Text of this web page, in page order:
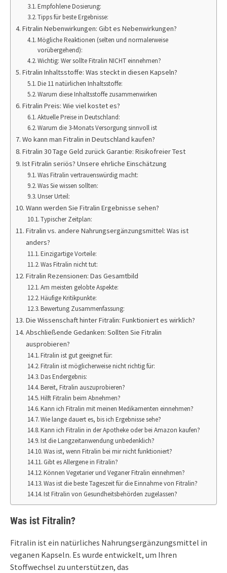
Empfohlene Dosierung:
Tipps für beste Ergebnisse:
Fitralin Nebenwirkungen: Gibt es Nebenwirkungen?
Mögliche Reaktionen (selten und normalerweise
vorübergehend):
Wichtig: Wer sollte Fitralin NICHT einnehmen?
Fitralin Inhaltsstoffe: Was steckt in diesen Kapseln?
Die 11 natürlichen Inhaltsstoffe:
Warum diese Inhaltsstoffe zusammenwirken
Fitralin Preis: Wie viel kostet es?
Aktuelle Preise in Deutschland:
Warum die 3-Monats Versorgung sinnvoll ist
Wo kann man Fitralin in Deutschland kaufen?
Fitralin 30 Tage Geld zurück Garantie: Risikofreier Test
Ist Fitralin seriös? Unsere ehrliche Einschätzung
Was Fitralin vertrauenswürdig macht:
Was Sie wissen sollten:
Unser Urteil:
Wann werden Sie Fitralin Ergebnisse sehen?
Typischer Zeitplan:
Fitralin vs. andere Nahrungsergänzungsmittel: Was ist
anders?
Einzigartige Vorteile:
Was Fitralin nicht tut:
Fitralin Rezensionen: Das Gesamtbild
Am meisten gelobte Aspekte:
Häufige Kritikpunkte:
Bewertung Zusammenfassung:
Die Wissenschaft hinter Fitralin: Funktioniert es wirklich?
Abschließende Gedanken: Sollten Sie Fitralin
ausprobieren?
Fitralin ist gut geeignet für:
Fitralin ist möglicherweise nicht richtig für:
Das Endergebnis:
Bereit, Fitralin auszuprobieren?
Hilft Fitralin beim Abnehmen?
Kann ich Fitralin mit meinen Medikamenten einnehmen?
Wie lange dauert es, bis ich Ergebnisse sehe?
Kann ich Fitralin in der Apotheke oder bei Amazon kaufen?
Ist die Langzeitanwendung unbedenklich?
Was ist, wenn Fitralin bei mir nicht funktioniert?
Gibt es Allergene in Fitralin?
Können Vegetarier und Veganer Fitralin einnehmen?
Was ist die beste Tageszeit für die Einnahme von Fitralin?
Ist Fitralin von Gesundheitsbehörden zugelassen?
Was ist Fitralin?
Fitralin ist ein natürliches Nahrungsergänzungsmittel in
veganen Kapseln. Es wurde entwickelt, um Ihren
Stoffwechsel zu unterstützen, das